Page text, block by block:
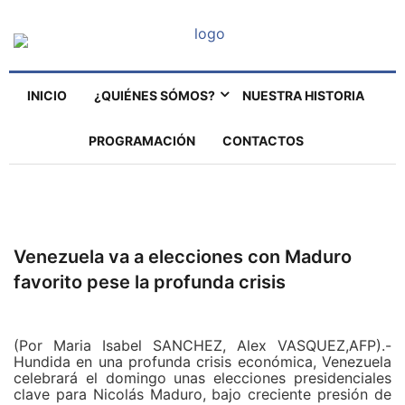
INICIO ¿QUIÉNES SÓMOS? NUESTRA HISTORIA
PROGRAMACIÓN CONTACTOS
Venezuela va a elecciones con Maduro
favorito pese la profunda crisis
(Por Maria Isabel SANCHEZ, Alex VASQUEZ,AFP).-
Hundida en una profunda crisis económica, Venezuela
celebrará el domingo unas elecciones presidenciales
clave para Nicolás Maduro, bajo creciente presión de